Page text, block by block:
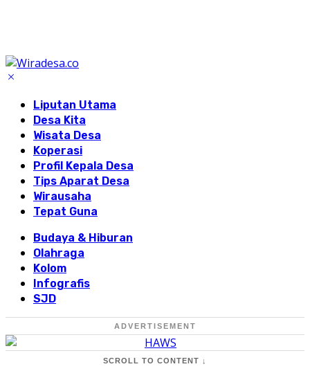
Liputan Utama
Desa Kita
Wisata Desa
Koperasi
Profil Kepala Desa
Tips Aparat Desa
Wirausaha
Tepat Guna
Budaya & Hiburan
Olahraga
Kolom
Infografis
SJD
ADVERTISEMENT
SCROLL TO CONTENT ↓